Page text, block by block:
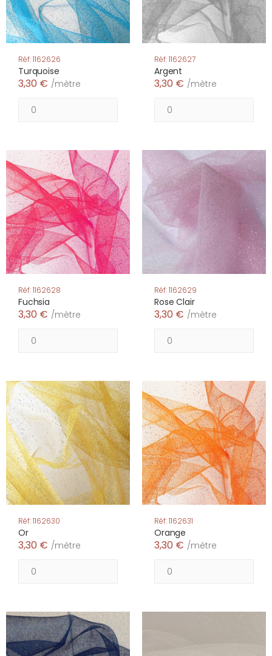
Réf: 1162626
Turquoise
3,30 € /mètre
Réf: 1162627
Argent
3,30 € /mètre
Réf: 1162628
Fuchsia
3,30 € /mètre
Réf: 1162629
Rose Clair
3,30 € /mètre
Réf: 1162630
Or
3,30 € /mètre
Réf: 1162631
Orange
3,30 € /mètre